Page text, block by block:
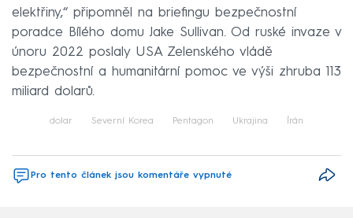
elektřiny,“ připomněl na briefingu bezpečnostní
poradce Bílého domu Jake Sullivan. Od ruské invaze v
únoru 2022 poslaly USA Zelenského vládě
bezpečnostní a humanitární pomoc ve výši zhruba 113
miliard dolarů.
dolar Severní Korea Pentagon Ukrajina Írán
Pro tento článek jsou komentáře vypnuté